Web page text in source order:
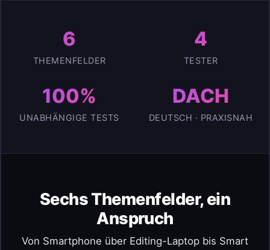
6
THEMENFELDER
4
TESTER
100%
UNABHÄNGIGE TESTS
DACH
DEUTSCH · PRAXISNAH
Sechs Themenfelder, ein
Anspruch
Von Smartphone über Editing-Laptop bis Smart